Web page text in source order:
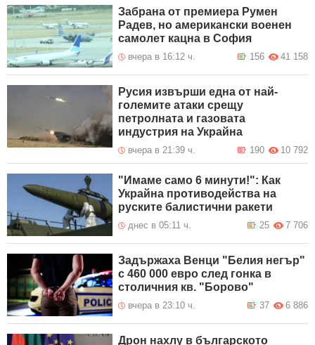
Забрана от премиера Румен
Радев, но американски военен
самолет кацна в София
вчера в 16:12 ч. 41 158
156
Русия извърши една от най-
големите атаки срещу
петролната и газовата
индустрия на Украйна
вчера в 21:39 ч. 10 792
190
"Имаме само 6 минути!": Как
Украйна противодейства на
руските балистични ракети
днес в 05:11 ч. 7 706
25
Задържаха Венци "Белия негър"
с 460 000 евро след гонка в
столичния кв. "Борово"
вчера в 23:10 ч. 6 886
37
Дрон нахлу в българското